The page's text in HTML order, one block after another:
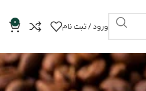
ورود / ثبت نام 0